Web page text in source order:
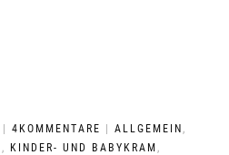
4KOMMENTARE ALLGEMEIN ,
, KINDER- UND BABYKRAM ,